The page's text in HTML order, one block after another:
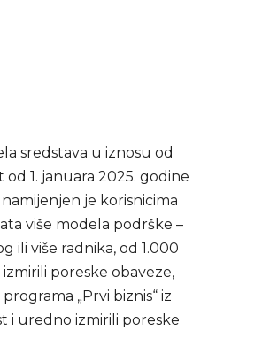
sredstava u iznosu od
1. januara 2025. godine
je korisnicima
više modela podrške –
ili više radnika, od 1.000
poreske obaveze,
„Prvi biznis“ iz
i uredno izmirili poreske